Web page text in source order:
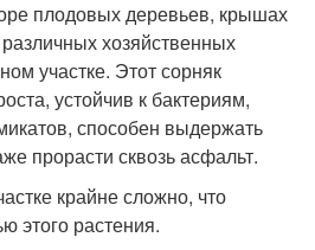
плодовых деревьев, крышах
хозяйственных
участке. Этот сорняк
устойчив к бактериям,
способен выдержать
прорасти сквозь асфальт.
крайне сложно, что
этого растения.